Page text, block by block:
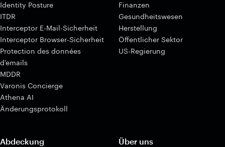
Identity Posture
ITDR
Interceptor E-Mail-Sicherheit
Interceptor Browser-Sicherheit
Protection des données
d'emails
MDDR
Varonis Concierge
Athena AI
Änderungsprotokoll
Finanzen
Gesundheitswesen
Herstellung
Öffentlicher Sektor
US-Regierung
Abdeckung Über uns